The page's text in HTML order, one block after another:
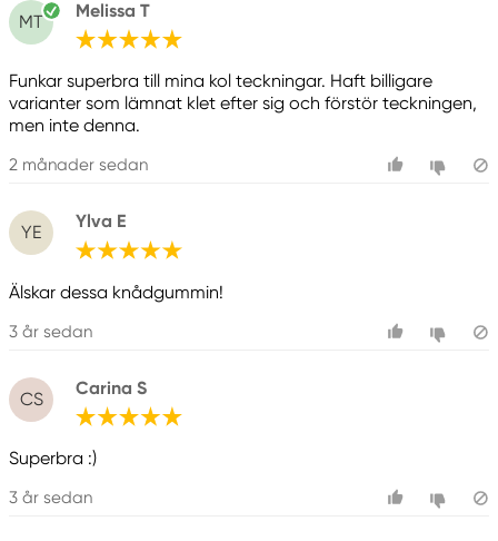
MT
Melissa T
Funkar superbra till mina kol teckningar. Haft billigare
varianter som lämnat klet efter sig och förstör teckningen,
men inte denna.
2 månader sedan
YE
Ylva E
Älskar dessa knådgummin!
3 år sedan
CS
Carina S
Superbra :)
3 år sedan